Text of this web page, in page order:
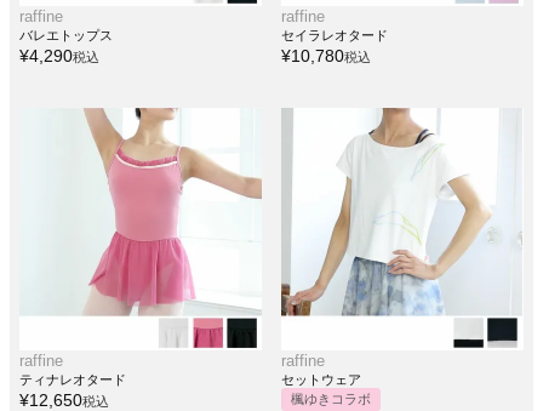
raffine
バレエトップス
¥4,290税込
raffine
セイラレオタード
¥10,780税込
raffine
ティナレオタード
¥12,650税込
raffine
セットウェア
楓ゆきコラボ